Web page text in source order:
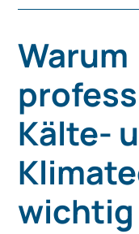
Warum
Kälte-